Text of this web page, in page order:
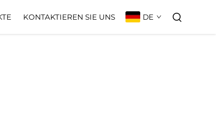
KONTAKTIEREN SIE UNS DE